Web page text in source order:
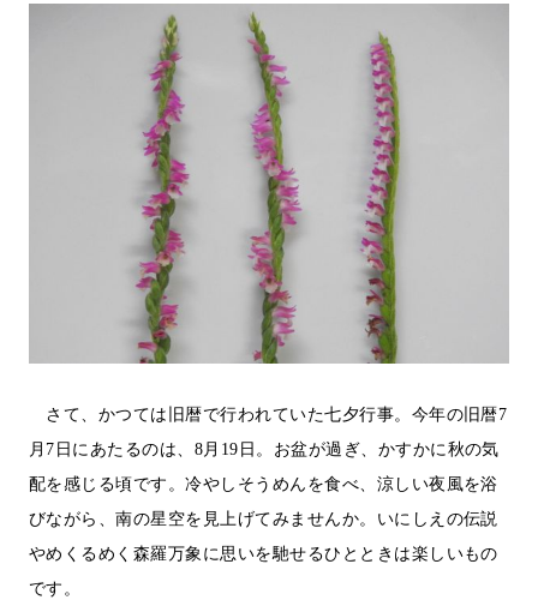
さて、かつては旧暦で行われていた七夕行事。今年の旧暦7
月 7 日にあたるのは、 8月 19 日。お盆が過ぎ、かすかに秋の気
配を感じる頃です。冷やしそうめんを食べ、涼しい夜風を浴
びながら、南の星空を見上げてみませんか。いにしえの伝説
やめくるめく森羅万象に思いを馳せるひとときは楽しいもの
です。